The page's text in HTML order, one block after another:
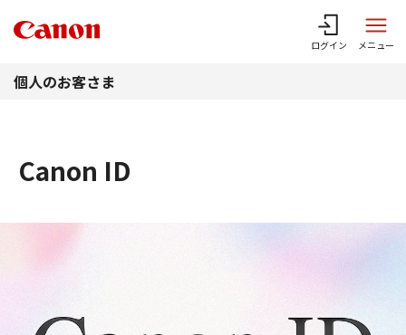
ログイン メニュー
個人のお客さま
Canon ID